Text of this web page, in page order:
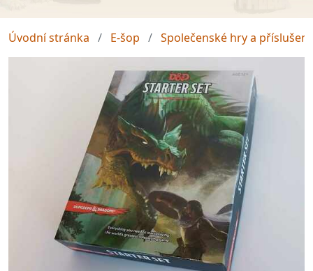
Úvodní stránka E-šop Společenské hry a